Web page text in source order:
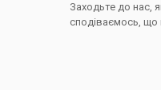
Заходьте до нас,
сподіваємось,